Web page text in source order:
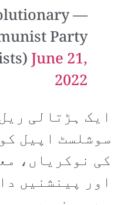
Party
June 21,
2022
ایک ہڑتالی
سوشلسٹ اپیل
کی نوکریاں،
اور پینشنیں